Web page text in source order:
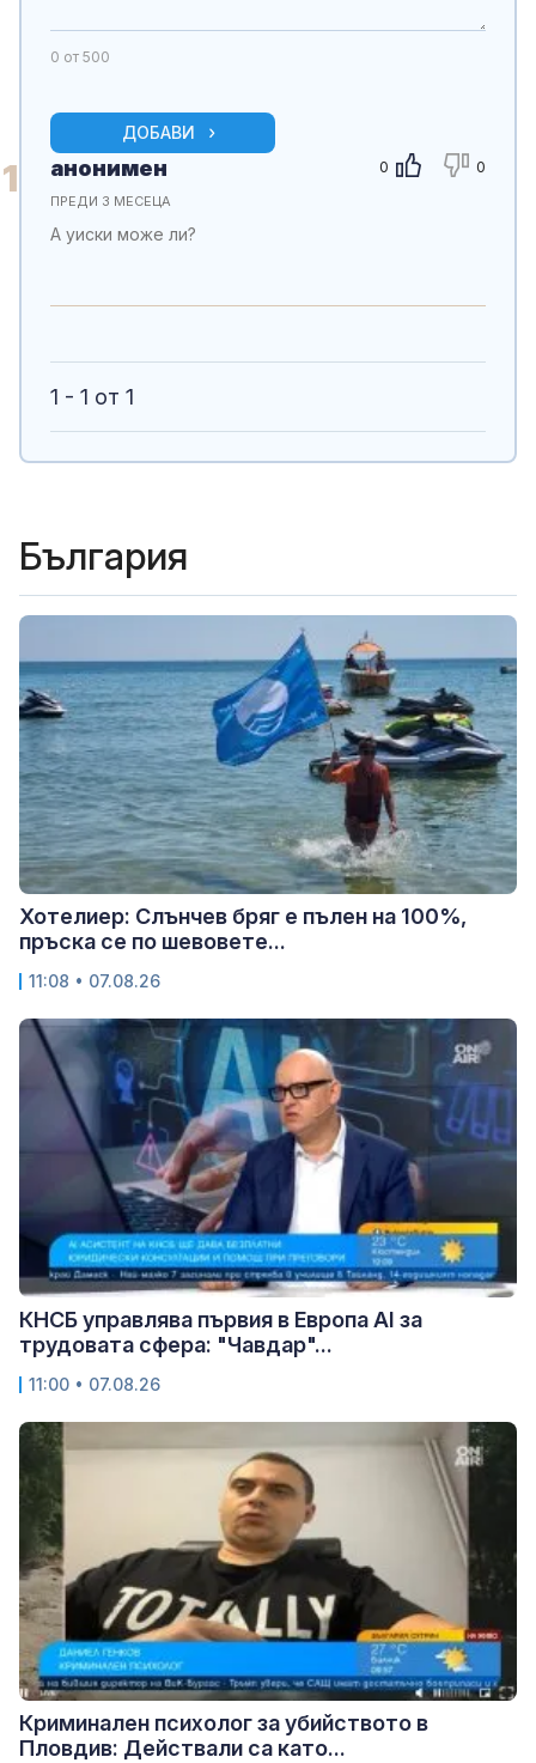
0 от 500
ДОБАВИ
1 0 0
анонимен
ПРЕДИ 3 МЕСЕЦА
А уиски може ли?
1 - 1 от 1
България
Хотелиер: Слънчев бряг е пълен на 100%,
пръска се по шевовете...
11:08 • 07.08.26
КНСБ управлява първия в Европа AI за
трудовата сфера: "Чавдар"...
11:00 • 07.08.26
Криминален психолог за убийството в
Пловдив: Действали са като...